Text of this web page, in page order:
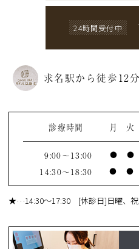
24時間受付中
求名駅から徒歩12分
診療時間 月 火
9:00～13:00 ● ●
14:30～18:30 ● ●
★…14:30～17:30 [休診日]日曜、